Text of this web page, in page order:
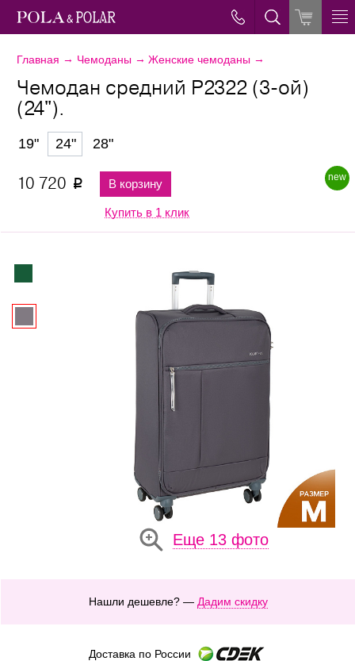
Главная → Чемоданы → Женские чемоданы →
Еще 13 фото
new
Чемодан средний Р2322 (3-ой)
(24").
19" 24" 28"
10 720 p В корзину
Купить в 1 клик
Нашли дешевле? — Дадим скидку
Доставка по России